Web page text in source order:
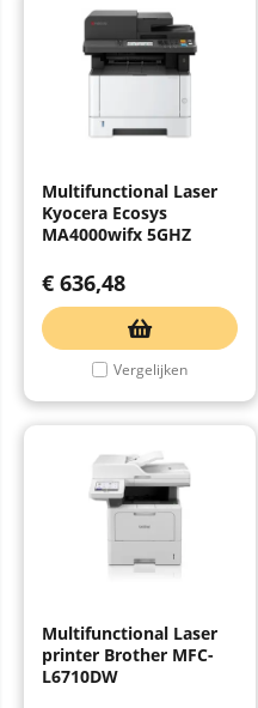
Multifunctional Laser
Kyocera Ecosys
MA4000wifx 5GHZ
€ 636,48
Vergelijken
Multifunctional Laser
printer Brother MFC-
L6710DW